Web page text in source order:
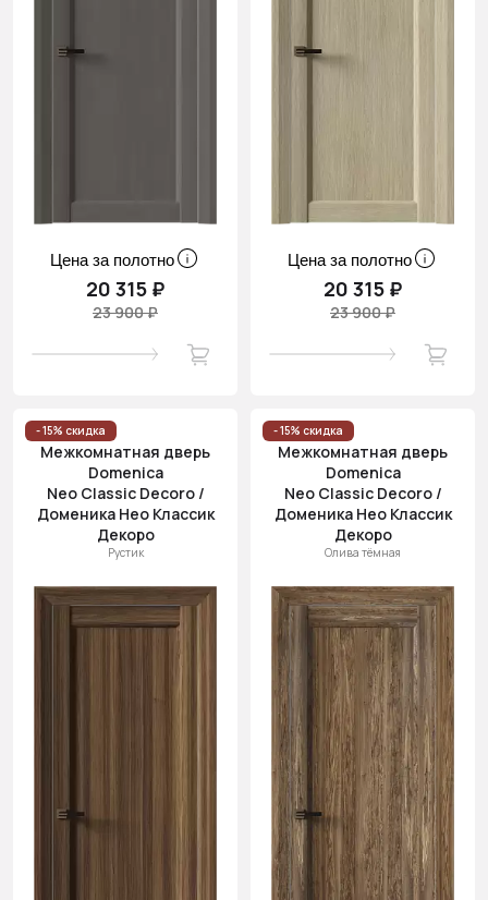
Цена за полотно
20 315 ₽
23 900 ₽
Цена за полотно
20 315 ₽
23 900 ₽
- 15% скидка
Межкомнатная дверь
Domenica
Neo Classic Decoro /
Доменика Нео Классик
Декоро
Рустик
- 15% скидка
Межкомнатная дверь
Domenica
Neo Classic Decoro /
Доменика Нео Классик
Декоро
Олива тёмная